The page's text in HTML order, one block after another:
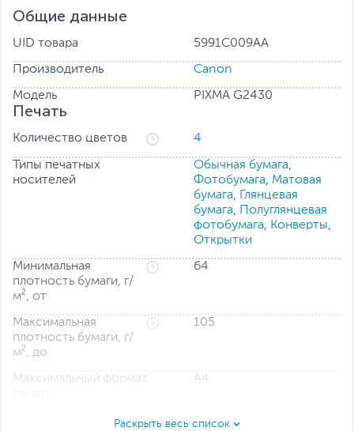
(цветная)
Простое самостоятельное обслуживание
Сократите время простоя до минимума благодаря
технического обслуживания и жестким контейнерам с
чернилами с механическим ключом
Общие данные
UID товара 5991C009AA
Производитель Canon
Модель PIXMA G2430
Печать
Количество цветов 4
Типы печатных
носителей
Обычная бумага,
Фотобумага, Матовая
бумага,
Глянцевая
бумага,
Полуглянцевая
фотобумага, Конверты,
Открытки
Минимальная
плотность бумаги, г/
м², от
64
Максимальная
плотность бумаги, г/
м², до
105
Максимальный формат
A4
Формат печатных
А4,А5 ,А6